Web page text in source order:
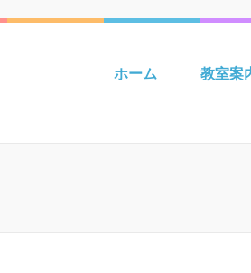
三郷 吉川 mpiパー
ホーム 教室案